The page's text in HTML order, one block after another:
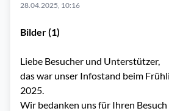
28.04.2025, 10:16
Bilder (1)
Liebe Besucher und Unterstützer,
das war unser Infostand beim
2025.
Wir bedanken uns für Ihren